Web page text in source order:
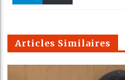
m
Articles Similaires